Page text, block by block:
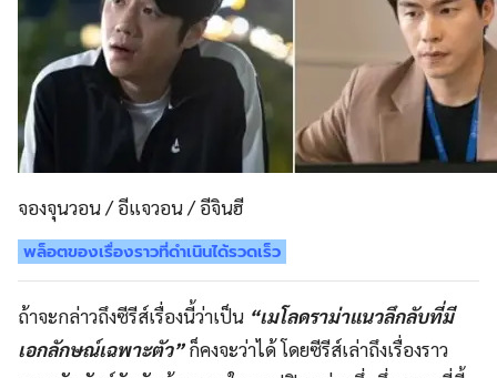
จองจุนวอน / อีแจวอน / อีจินฮี
พล็อตของเรื่องราวที่ดำเนินได้รวดเร็ว
ถ้าจะกล่าวถึงซีรีส์เรื่องนี้ว่าเป็น “เมโลดราม่าแนวลึกลับที่มี
เอกลักษณ์เฉพาะตัว”ก็คงจะว่าได้ โดยซีรีส์เล่าถึงเรื่องราว